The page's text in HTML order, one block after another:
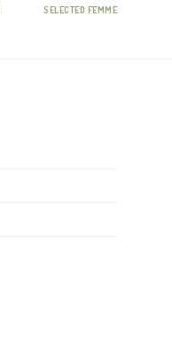
SELECTED FEMME